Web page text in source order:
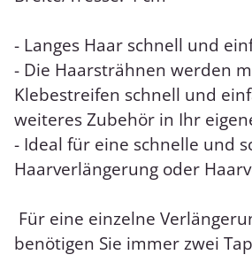
- Langes Haar schnell und
- Die Haarsträhnen werden
Klebestreifen schnell und
weiteres Zubehör in Ihr
- Ideal für eine schnelle und
Haarverlängerung oder
Für eine einzelne
benötigen Sie immer zwei